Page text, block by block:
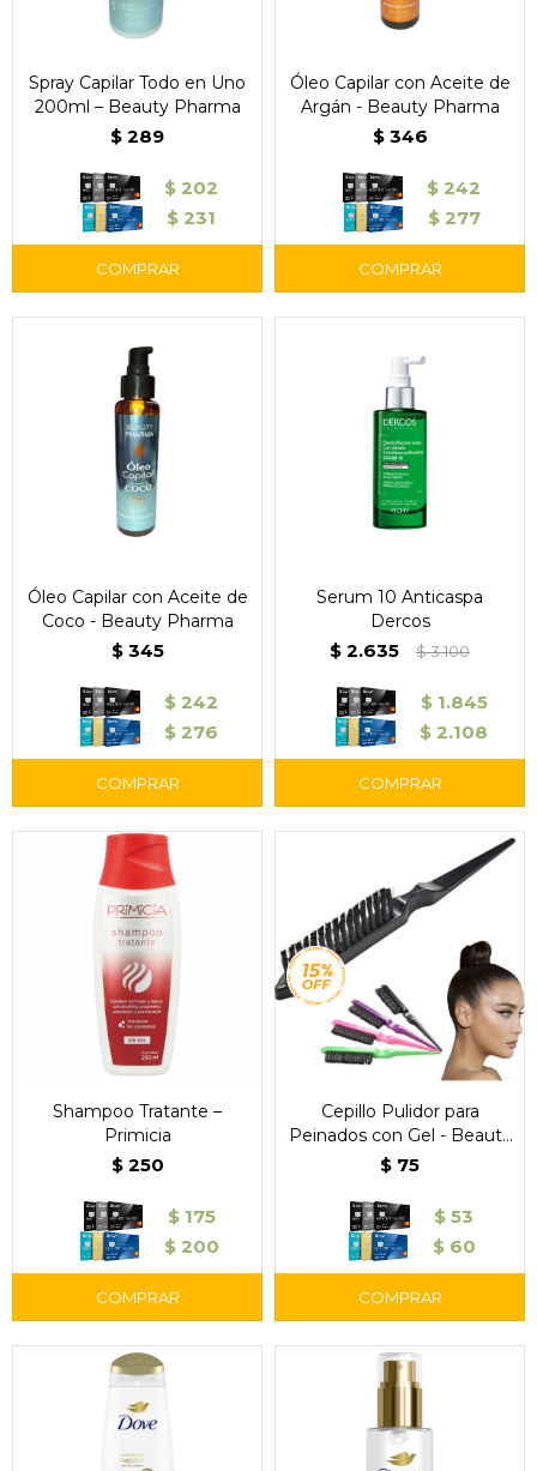
Spray Capilar Todo en Uno
200ml – Beauty Pharma
$ 289
$ 202
$ 231
Óleo Capilar con Aceite de
Argán - Beauty Pharma
$ 346
$ 242
$ 277
Óleo Capilar con Aceite de
Coco - Beauty Pharma
$ 345
$ 242
$ 276
Serum 10 Anticaspa
Dercos
$ 2.635 $3.100
$ 1.845
$ 2.108
Shampoo Tratante –
Primicia
$ 250
$ 175
$ 200
Cepillo Pulidor para
Peinados con Gel - Beauty
Style
$ 75
$ 53
$ 60